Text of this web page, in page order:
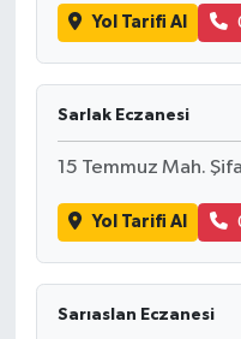
Yol Tarifi Al
Sarlak Eczanesi
15 Temmuz Mah.
Yol Tarifi Al
Sarıaslan Eczanesi